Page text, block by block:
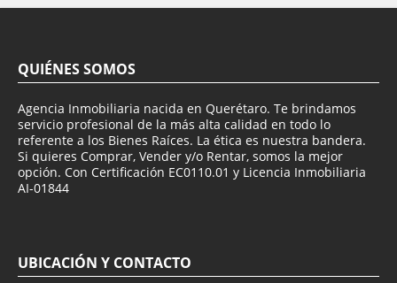
QUIÉNES SOMOS
Agencia Inmobiliaria nacida en Querétaro. Te brindamos
servicio profesional de la más alta calidad en todo lo
referente a los Bienes Raíces. La ética es nuestra bandera.
Si quieres Comprar, Vender y/o Rentar, somos la mejor
opción. Con Certificación EC0110.01 y Licencia Inmobiliaria
AI-01844
UBICACIÓN Y CONTACTO